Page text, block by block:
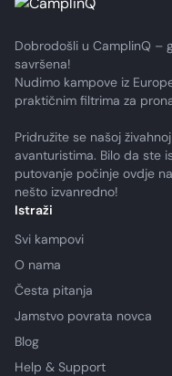
Dobrodošli u CamplinQ –
savršena!
Nudimo kampove iz
praktičnim filtrima za
Pridružite se našoj
avanturistima. Bilo da ste
putovanje počinje ovdje
nešto izvanredno!
Istraži
Svi kampovi
O nama
Česta pitanja
Jamstvo povrata novca
Blog
Help & Support